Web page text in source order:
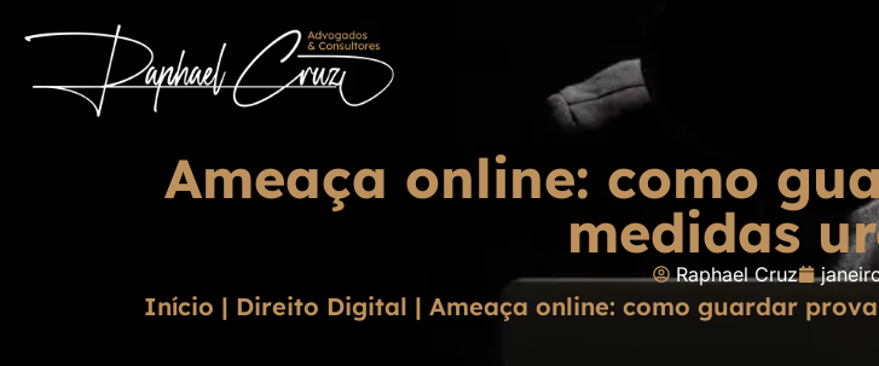
Ameaça online: como
medidas
Raphael Cruz
Início | Direito Digital | Ameaça online: como guardar